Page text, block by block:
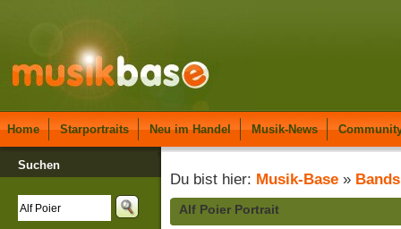
Home Starportraits Neu im Handel Musik-News
Suchen
Du bist hier: Musik-Base » Bands
Alf Poier Portrait